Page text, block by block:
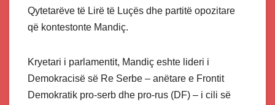
Qytetarëve të Lirë të Luçës dhe partitë opozitare
që kontestonte Mandiç.
Kryetari i parlamentit, Mandiç eshte lideri i
Demokracisë së Re Serbe – anëtare e Frontit
Demokratik pro-serb dhe pro-rus (DF) – i cili së